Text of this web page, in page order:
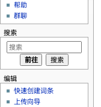
帮助
群聊
搜索
编辑
快速创建词条
上传向导